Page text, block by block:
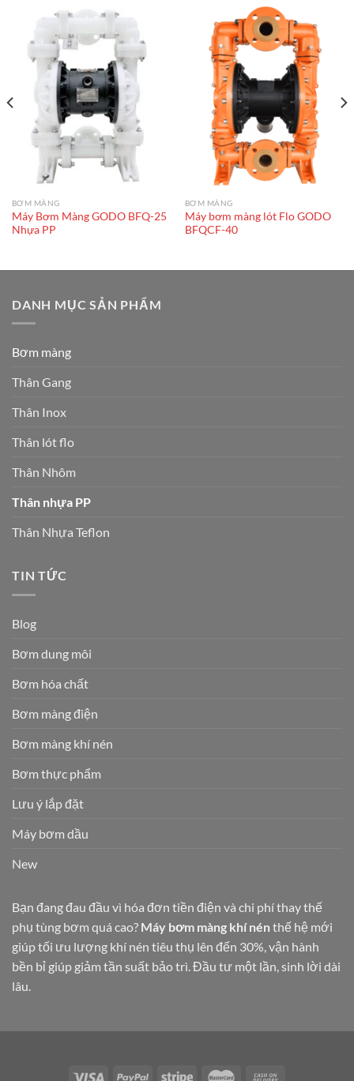
BƠM MÀNG
Máy Bơm Màng GODO BFQ-25
Nhựa PP
BƠM MÀNG
Máy bơm màng lót Flo GODO
BFQCF-40
DANH MỤC SẢN PHẨM
Bơm màng
Thân Gang
Thân Inox
Thân lót flo
Thân Nhôm
Thân nhựa PP
Thân Nhựa Teflon
TIN TỨC
Blog
Bơm dung môi
Bơm hóa chất
Bơm màng điện
Bơm màng khí nén
Bơm thực phẩm
Lưu ý lắp đặt
Máy bơm dầu
New
Bạn đang đau đầu vì hóa đơn tiền điện và chi phí thay thế
phụ tùng bơm quá cao? Máy bơm màng khí nénthế hệ mới
giúp tối ưu lượng khí nén tiêu thụ lên đến 30%, vận hành
bền bỉ giúp giảm tần suất bảo trì. Đầu tư một lần, sinh lời dài
lâu.